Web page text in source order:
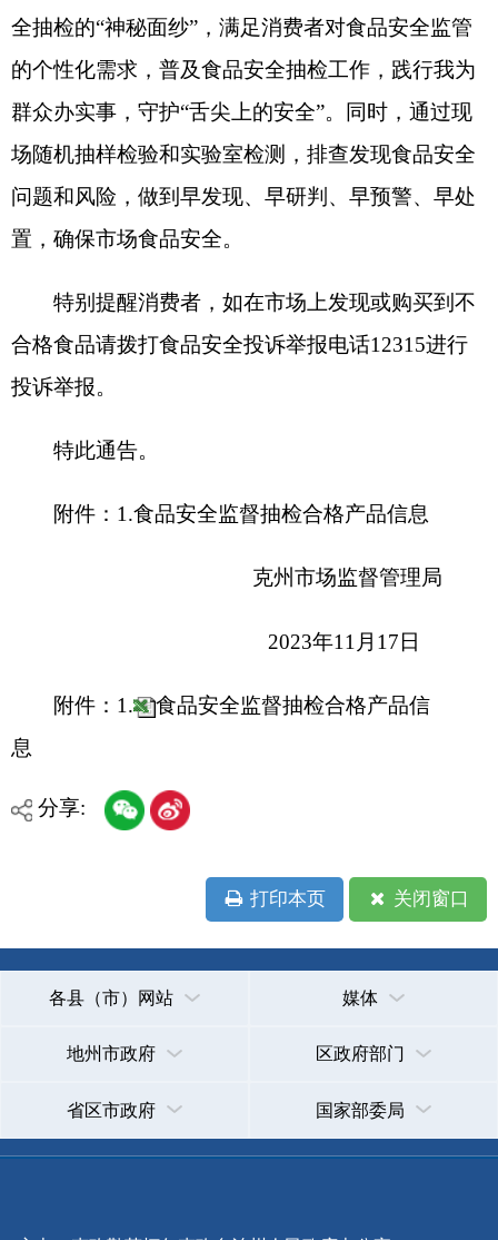
投诉举报。
特此通告。
克州市场监督管理局
2023年11月17日
附件：1.
食品安全监督抽检合格产品信
息
分享:
区政府部门
国家部委局
主办：克孜勒苏柯尔克孜自治州人民政府办公室
承办：克孜勒苏柯尔克孜自治州政务公开信息中心
政府网站标识码：6530000002 关于我们